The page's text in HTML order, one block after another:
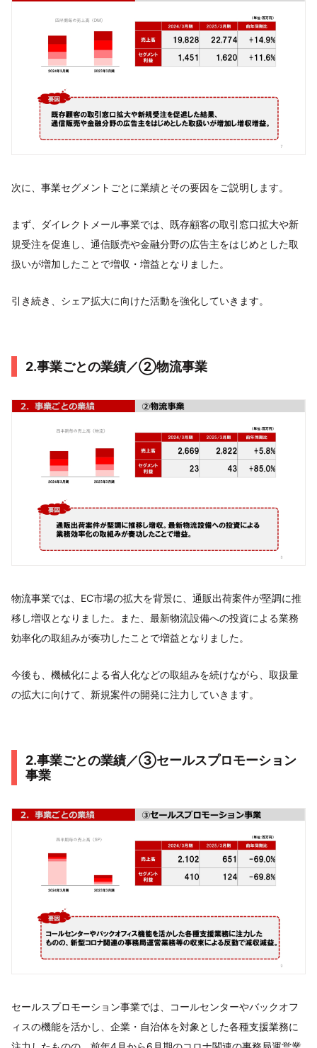
次に、事業セグメントごとに業績とその要因をご説明します。
まず、ダイレクトメール事業では、既存顧客の取引窓口拡大や新
規受注を促進し、通信販売や金融分野の広告主をはじめとした取
扱いが増加したことで増収・増益となりました。
引き続き、シェア拡大に向けた活動を強化していきます。
2.事業ごとの業績／②物流事業
物流事業では、EC市場の拡大を背景に、通販出荷案件が堅調に推
移し増収となりました。また、最新物流設備への投資による業務
効率化の取組みが奏功したことで増益となりました。
今後も、機械化による省人化などの取組みを続けながら、取扱量
の拡大に向けて、新規案件の開発に注力していきます。
2.事業ごとの業績／③セールスプロモーション
事業
セールスプロモーション事業では、コールセンターやバックオフ
ィスの機能を活かし、企業・自治体を対象とした各種支援業務に